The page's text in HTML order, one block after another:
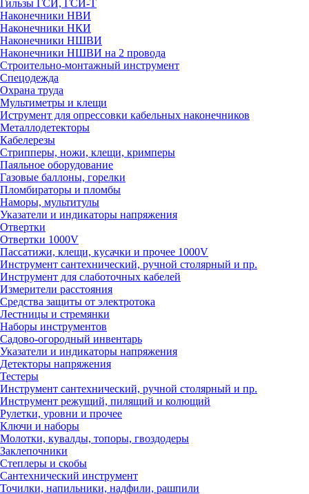
Гильзы ГСИ, ГСИ-Т
Наконечники НВИ
Наконечники НКИ
Наконечники НШВИ
Наконечники НШВИ на 2 провода
Строительно-монтажный инструмент
Спецодежда
Охрана труда
Мультиметры и клещи
Иструмент для опрессовки кабельных наконечников
Металлодетекторы
Кабелерезы
Стрипперы, ножи, клещи, кримперы
Паяльное оборудование
Газовые баллоны, горелки
Пломбираторы и пломбы
Наморы, мультитулы
Указатели и индикаторы напряжения
Отвертки
Отвертки 1000V
Пассатижи, клещи, кусачки и прочее 1000V
Инструмент сантехнический, ручной столярный и пр.
Инструмент для слаботочных кабелей
Измерители расстояния
Средства защиты от электротока
Лестницы и стремянки
Наборы инструментов
Садово-огородный инвентарь
Указатели и индикаторы напряжения
Детекторы напряжения
Тестеры
Инструмент сантехнический, ручной столярный и пр.
Инструмент режущий, пилящий и колющий
Рулетки, уровни и прочее
Ключи и наборы
Молотки, кувалды, топоры, гвоздодеры
Заклепочники
Степлеры и скобы
Сантехнический инструмент
Точилки, напильники, надфили, рашпили